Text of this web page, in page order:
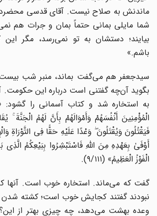
ماندنش به صلاح نیست. آقای قدسی
شما مایلی بمانی حتماً بمان و جرات هم
بیایند؛ دستشان به تو نمی‌رسد، مگر
باشم.»
سیدجعفر هم می‌گفت بماند، منبر شب بیست
بگوید آن‌چه گفتنی است درباره این حکومت.
به استخاره شد و کتاب آسمانی را گشود:
الْمُؤْمِنِینَ أَنْفُسَهُمْ وَأَمْوَالَهُمْ بِأَنَّ لَهُمُ الْجَنَّةَ
فَیَقْتُلُونَ وَیُقْتَلُونَ ۖ وَعْدًا عَلَیْهِ حَقًّا فِی التَّوْرَاةِ
أَوْفَىٰ بِعَهْدِهِ مِنَ اللَّهِ فَاسْتَبْشِرُوا بِبَیْعِکُمُ الَّذِی
الْفَوْزُ الْعَظِیمُ» (۹/۱۱۱).
گفت که می‌ماند. استخاره خوب است. آنها که
نبودند گفتند کجایش خوب است؛ کشته شدن
وعده بهشت می‌دهد، چه چیزی بهتر از این؟